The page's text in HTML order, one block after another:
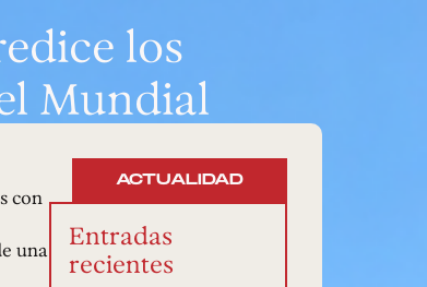
los
Mundial
con
una
ACTUALIDAD
Entradas
recientes